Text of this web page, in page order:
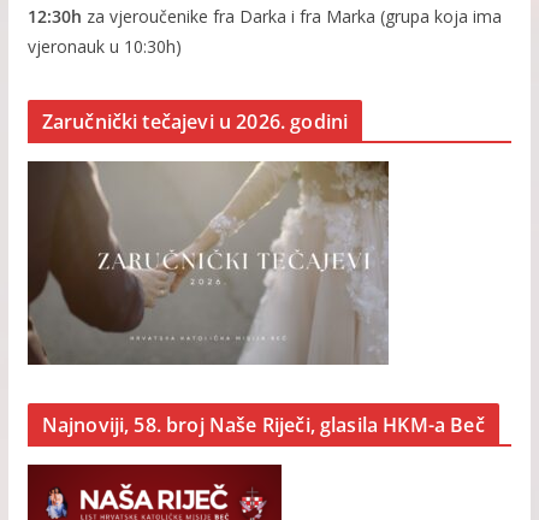
12:30h za vjeroučenike fra Darka i fra Marka (grupa koja ima
vjeronauk u 10:30h)
Zaručnički tečajevi u 2026. godini
Najnoviji, 58. broj Naše Riječi, glasila HKM-a Beč